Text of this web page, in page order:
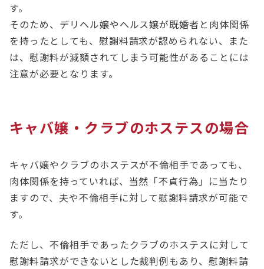
す。
そのため、デリヘル嬢やヘルス嬢が既婚者と肉体関係
を持ったとしても、慰謝料請求が認められない、また
は、慰謝料が減額されてしまう可能性があることには
注意が必要となります。
キャバ嬢・クラブのホステスの場合
キャバ嬢やクラブのホステスが不倫相手であっても、
肉体関係を持っていれば、当然「不貞行為」に当たり
ますので、夫や不倫相手に対して慰謝料請求が可能で
す。
ただし、不倫相手であったクラブのホステスに対して
慰謝料請求ができないとした裁判例もあり、慰謝料請